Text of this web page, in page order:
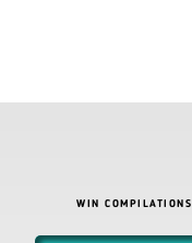
WIN COMPILATIONS